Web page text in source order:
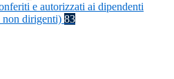
e autorizzati ai dipendenti
non dirigenti) 83